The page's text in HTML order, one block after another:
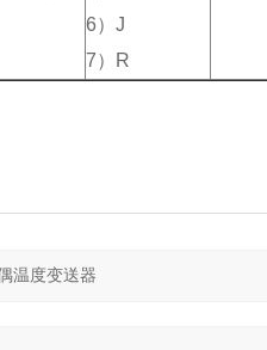
6）J
7）R